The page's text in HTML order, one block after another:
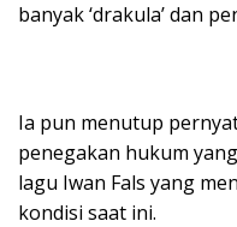
banyak ‘drakula’ dan
Ia pun menutup
penegakan hukum
lagu Iwan Fals yang
kondisi saat ini.